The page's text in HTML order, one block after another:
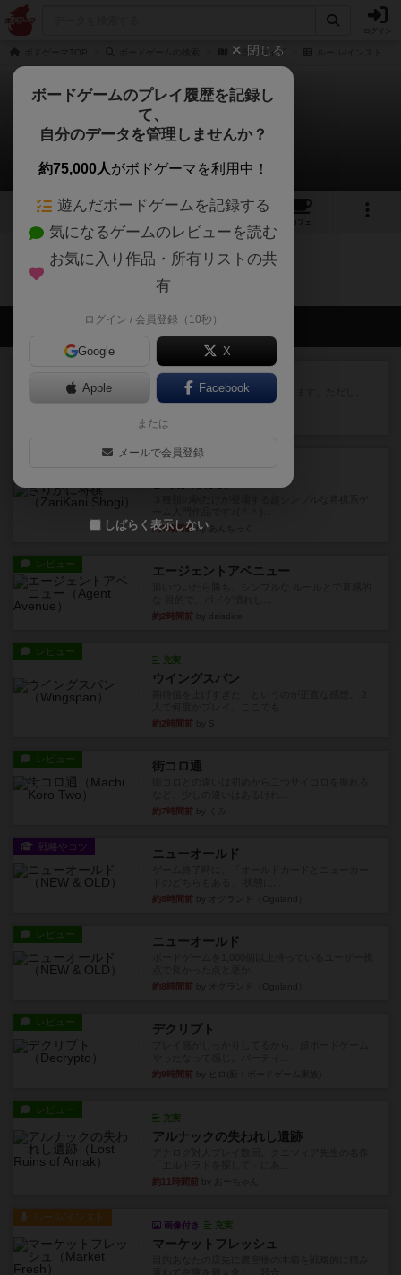
フライウィズ
フライウィズ
0件のルール/インスト
4 2
カフェ
フライウィズのトップに戻る
会員の新しい投稿
ふたつの街の物語
タイルを4×4で並べて街づくりします。ただし、
街は各プレイヤーの間にあ...
約1時間前
ルール/インスト
約1時間前by あんちっく
レビュー エージェントアベニュー
約2時間前
レビュー
充実
ウイングスパン
約2時間前
レビュー 街コロ通
約7時間前
戦略やコツ ニューオールド
約8時間前
レビュー ニューオールド
約8時間前
レビュー デクリプト
約9時間前
レビュー
充実
アルナックの失われし遺跡
約11時間前
ルール/インスト
画像付き 充実
マーケットフレッシュ
閉じる
ボードゲームのプレイ履歴を記録し
て、
自分のデータを管理しませんか？
約75,000人がボドゲーマを利用中！
遊んだボードゲームを記録する
気になるゲームのレビューを読む
お気に入り作品・所有リストの共
有
ログイン / 会員登録（10秒）
Google X
Apple Facebook
または
メールで会員登録
しばらく表示しない